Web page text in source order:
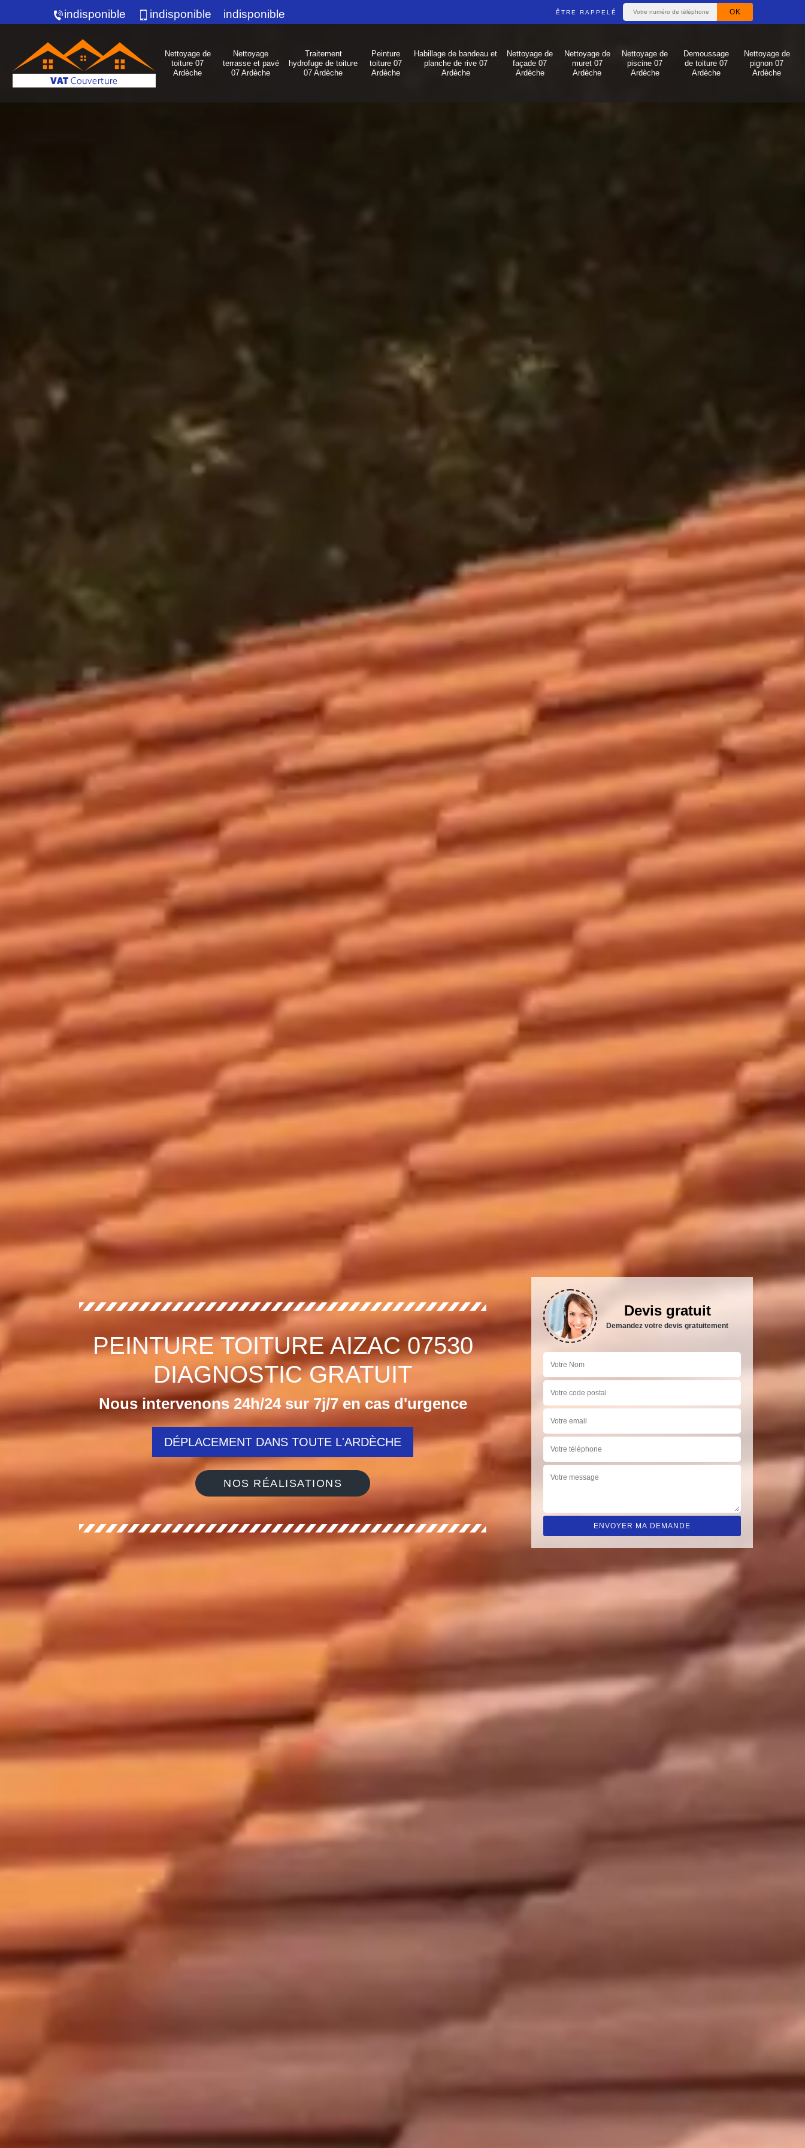
indisponible indisponible indisponible ÊTRE RAPPELÉ
Nettoyage de
toiture 07
Ardèche
Nettoyage
terrasse et pavé
07 Ardèche
Traitement
hydrofuge de toiture
07 Ardèche
Peinture
toiture 07
Ardèche
Habillage de bandeau et
planche de rive 07
Ardèche
Nettoyage de
façade 07
Ardèche
Nettoyage de
muret 07
Ardèche
Nettoyage de
piscine 07
Ardèche
Demoussage
de toiture 07
Ardèche
Nettoyage de
pignon 07
Ardèche
PEINTURE TOITURE AIZAC 07530
DIAGNOSTIC GRATUIT
Nous intervenons 24h/24 sur 7j/7 en cas d'urgence
DÉPLACEMENT DANS TOUTE L'ARDÈCHE
NOS RÉALISATIONS
Devis gratuit
Demandez votre devis gratuitement